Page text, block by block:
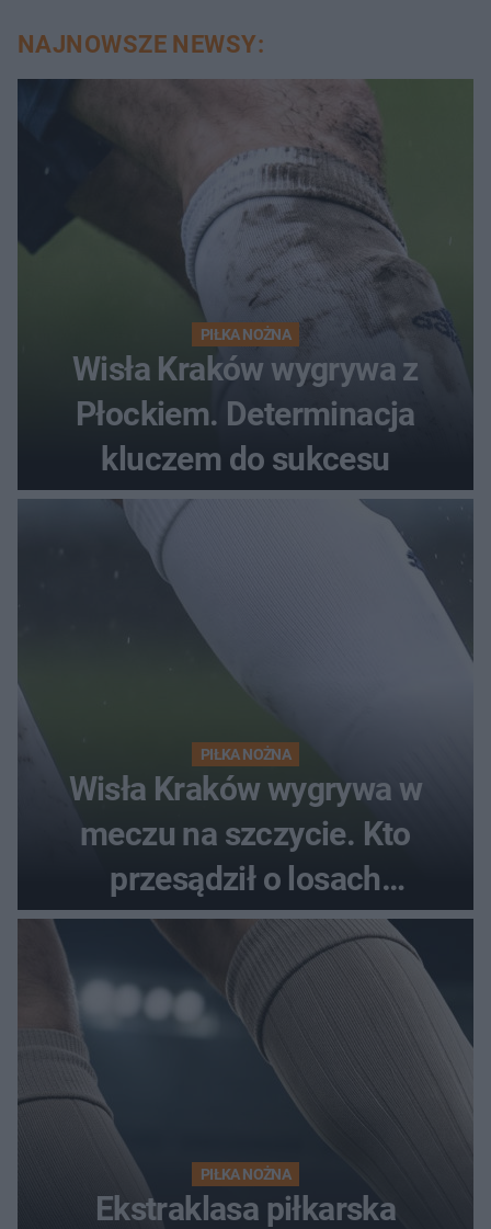
NAJNOWSZE NEWSY:
PIŁKA NOŻNA
Wisła Kraków wygrywa z
Płockiem. Determinacja
kluczem do sukcesu
PIŁKA NOŻNA
Wisła Kraków wygrywa w
meczu na szczycie. Kto
przesądził o losach
spotkania?
PIŁKA NOŻNA
Ekstraklasa piłkarska